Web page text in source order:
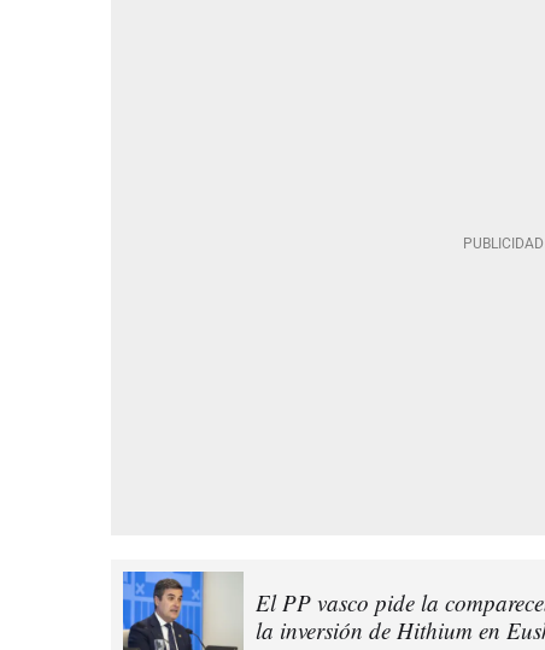
El PP vasco pide la
la inversión de Hithium en